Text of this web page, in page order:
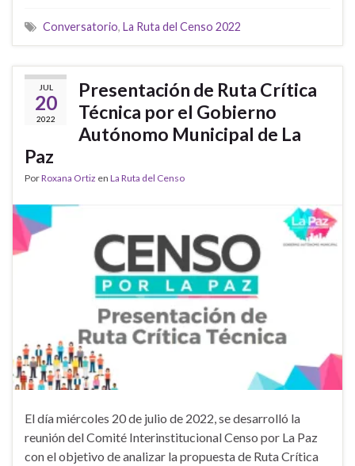
Conversatorio, La Ruta del Censo 2022
JUL
20
2022
Presentación de Ruta Crítica
Técnica por el Gobierno
Autónomo Municipal de La
Paz
PorRoxana Ortiz en La Ruta del Censo
El día miércoles 20 de julio de 2022, se desarrolló la
reunión del Comité Interinstitucional Censo por La Paz
con el objetivo de analizar la propuesta de Ruta Crítica